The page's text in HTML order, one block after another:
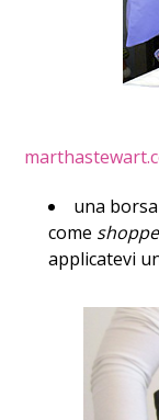
una
come
applicatevi